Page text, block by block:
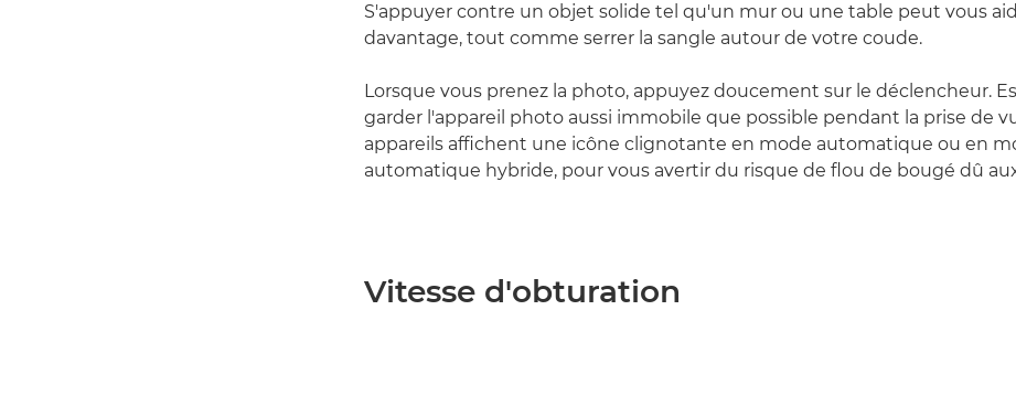
S'appuyer contre un objet solide tel qu'un mur ou une table peut vous
davantage, tout comme serrer la sangle autour de votre coude.
Lorsque vous prenez la photo, appuyez doucement sur le déclencheur.
garder l'appareil photo aussi immobile que possible pendant la prise de
appareils affichent une icône clignotante en mode automatique ou en
automatique hybride, pour vous avertir du risque de flou de bougé dû
Vitesse d'obturation